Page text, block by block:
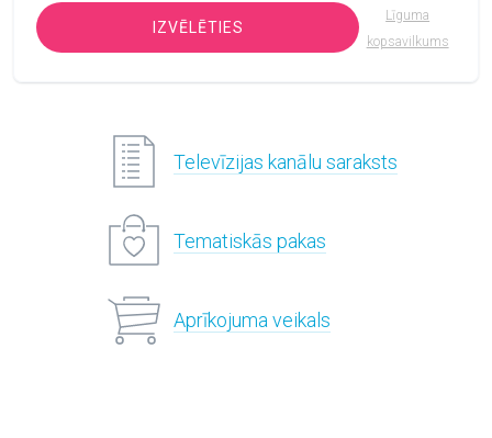
IZVĒLĒTIES
Līguma
kopsavilkums
Televīzijas kanālu saraksts
Tematiskās pakas
Aprīkojuma veikals